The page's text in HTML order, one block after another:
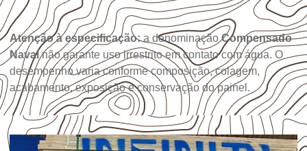
Atenção à especificação:a denominaçãoCompensado
Navalnão garante uso irrestrito em contato com água. O
desempenho varia conforme composição, colagem,
acabamento, exposição e conservação do painel.